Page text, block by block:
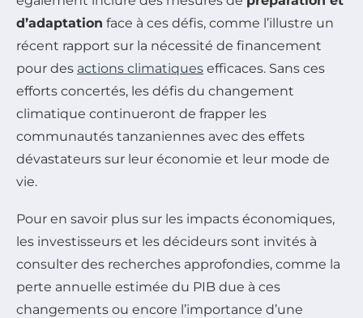
d’adaptation face à ces défis, comme l’illustre un
récent rapport sur la nécessité de financement
pour des actions climatiques efficaces. Sans ces
efforts concertés, les défis du changement
climatique continueront de frapper les
communautés tanzaniennes avec des effets
dévastateurs sur leur économie et leur mode de
vie.
Pour en savoir plus sur les impacts économiques,
les investisseurs et les décideurs sont invités à
consulter des recherches approfondies, comme la
perte annuelle estimée du PIB due à ces
changements ou encore l’importance d’une